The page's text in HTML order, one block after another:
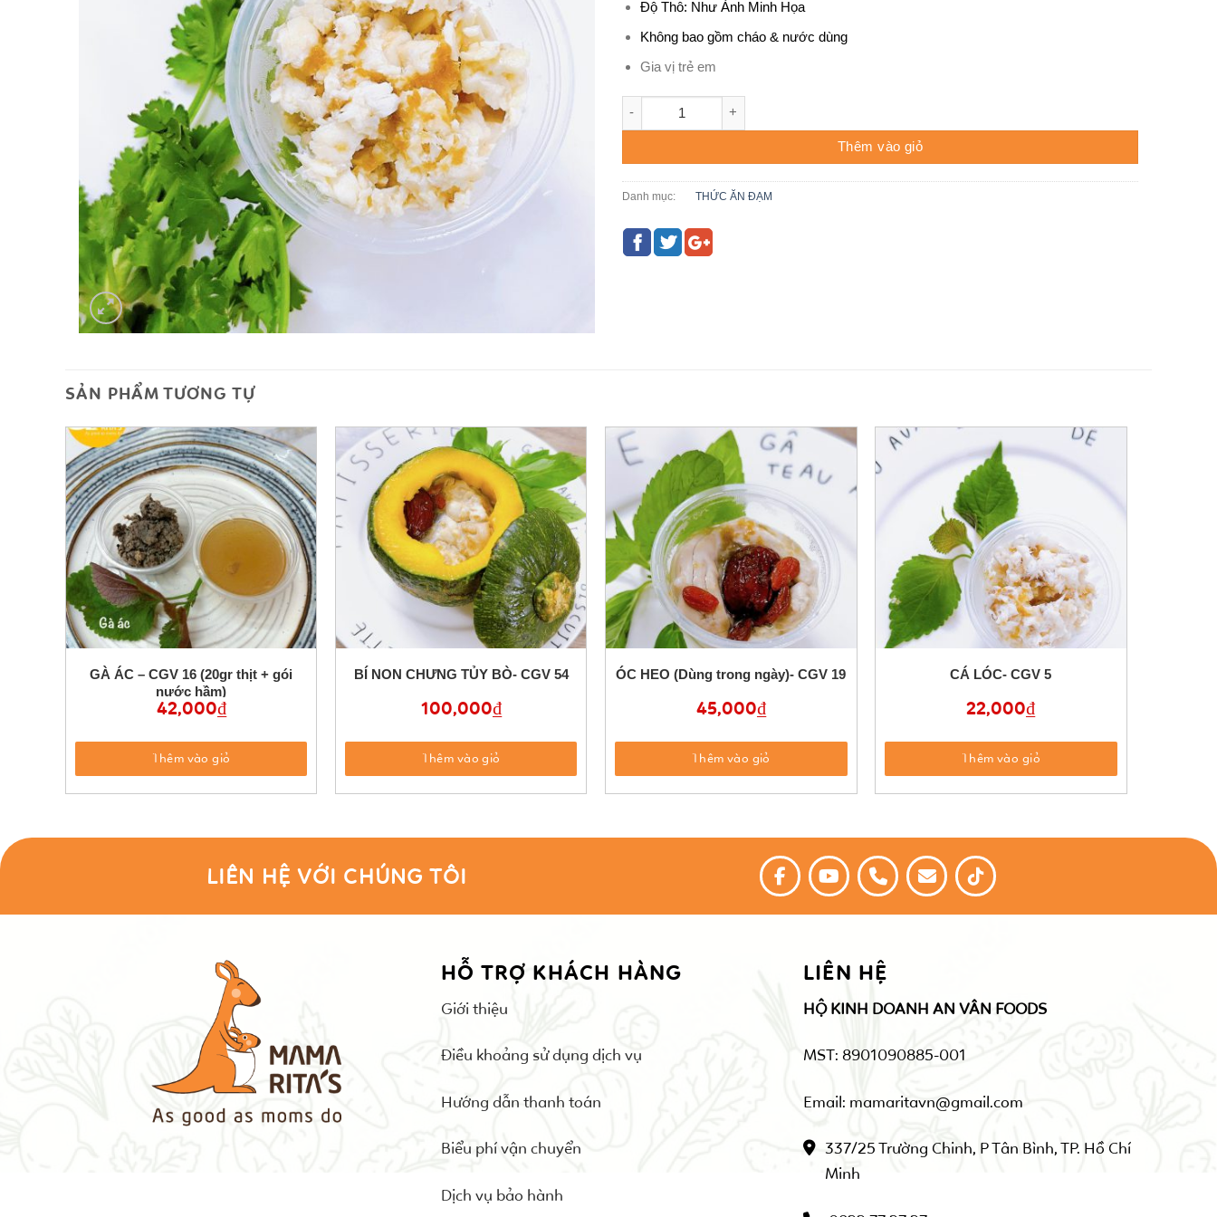
Độ Thô: Như Ảnh Minh Họa
Không bao gồm cháo & nước dùng
Gia vị trẻ em
Thêm vào giỏ
Danh mục: THỨC ĂN ĐẠM
SẢN PHẨM TƯƠNG TỰ
GÀ ÁC – CGV 16 (20gr thịt + gói
nước hầm)
42,000₫
Thêm vào giỏ
BÍ NON CHƯNG TỦY BÒ- CGV 54
100,000₫
Thêm vào giỏ
ÓC HEO (Dùng trong ngày)- CGV 19
45,000₫
Thêm vào giỏ
CÁ LÓC- CGV 5
22,000₫
Thêm vào giỏ
LIÊN HỆ VỚI CHÚNG TÔI
HỖ TRỢ KHÁCH HÀNG
Giới thiệu
Điều khoảng sử dụng dịch vụ
Hướng dẫn thanh toán
Biểu phí vận chuyển
Dịch vụ bảo hành
LIÊN HỆ
HỘ KINH DOANH AN VÂN FOODS
MST: 8901090885-001
Email: mamaritavn@gmail.com
337/25 Trường Chinh, P Tân Bình, TP. Hồ Chí
Minh